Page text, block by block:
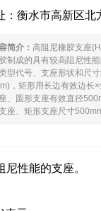
：衡水市高新区北
简介： 高阻尼橡胶支座
制成的具有较高阻尼性
型代号、支座形状和尺
，矩形用长边有效边长
、圆形支座有效直径
座、矩形支座尺寸
性能的支座。